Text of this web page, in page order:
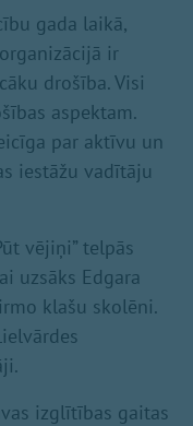
gada laikā,
ir
drošība. Visi
aspektam.
par aktīvu un
iestāžu vadītāju
vējiņi” telpās
uzsāks Edgara
klašu skolēni.
izglītības gaitas